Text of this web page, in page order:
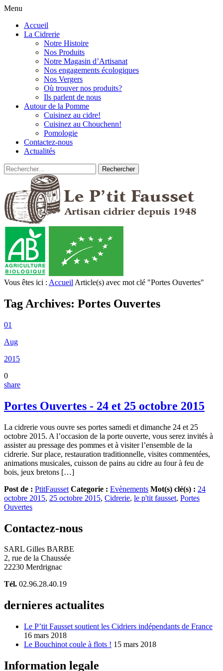
Menu
Accueil
La Cidrerie
Notre Histoire
Nos Produits
Notre Magasin d’Artisanat
Nos engagements écologiques
Nos Vergers
Où trouver nos produits?
Ils parlent de nous
Autour de la Pomme
Cuisinez au cidre!
Cuisinez au Chouchenn!
Pomologie
Contactez-nous
Actualités
Vous êtes ici : Accueil Article(s) avec mot clé "Portes Ouvertes"
Tag Archives: Portes Ouvertes
01
Aug
2015
0
share
Portes Ouvertes - 24 et 25 octobre 2015
La cidrerie vous ouvre ses portes samedi et dimanche 24 et 25
octobre 2015. A l’occasion de la porte ouverte, vous serez invités à
assister au pressage des pommes et à visiter l’ensemble de la
cidrerie. Sur place, restauration traditionnelle, visites commentées,
animations musicales, cuisson de pains au cidre au four à feu de
bois, jeux bretons […]
Post de : PtitFausset Categorie : Evènements Mot(s) clé(s) : 24
octobre 2015, 25 octobre 2015, Cidrerie, le p'tit fausset, Portes
Ouvertes
Contactez-nous
SARL Gilles BARBE
2, rue de la Chaussée
22230 Merdrignac
Tél. 02.96.28.40.19
dernieres actualites
Le P’tit Fausset soutient les Cidriers indépendants de France
16 mars 2018
Le Bouchinot coule à flots ! 15 mars 2018
Information legale